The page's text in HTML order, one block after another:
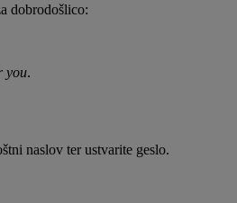
dobrodošlico:​
you.
naslov ter ustvarite geslo.